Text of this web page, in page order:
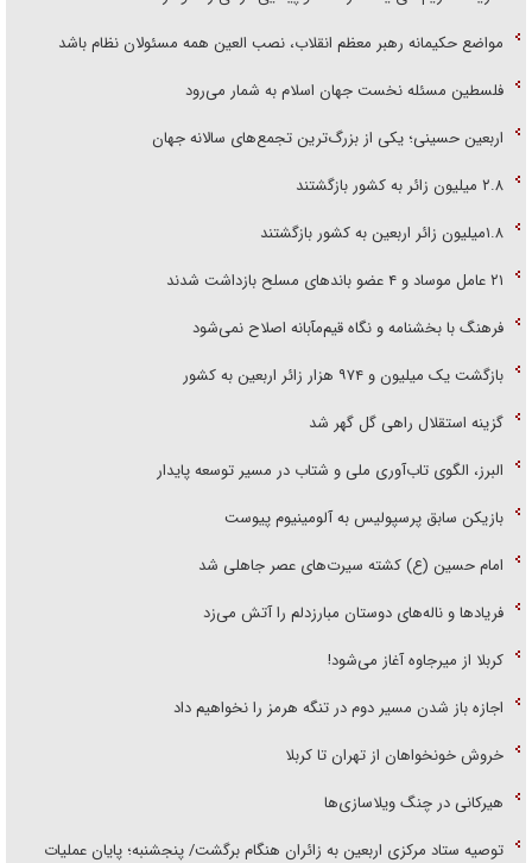
مواضع حکیمانه رهبر معظم انقلاب، نصب العین همه مسئولان نظام باشد
فلسطین مسئله نخست جهان اسلام به شمار می‌رود
اربعین حسینی؛ یکی از بزرگ‌ترین تجمع‌های سالانه جهان
۲.۸ میلیون زائر به کشور بازگشتند
۱.۸میلیون زائر اربعین به کشور بازگشتند
۲۱ عامل موساد و ۴ عضو باند‌های مسلح بازداشت شدند
فرهنگ با بخشنامه و نگاه قیم‌مآبانه اصلاح نمی‌شود
بازگشت یک میلیون و ۹۷۴ هزار زائر اربعین به کشور
گزینه استقلال راهی گل گهر شد
البرز، الگوی تاب‌آوری ملی و شتاب در مسیر توسعه پایدار
بازیکن سابق پرسپولیس به آلومینیوم پیوست
امام حسین (ع) کشته سیرت‌های عصر جاهلی شد
فریاد‌ها و ناله‌های دوستان مبارزدلم را آتش می‌زد
کربلا از میرجاوه آغاز می‌شود!
اجازه باز شدن مسیر دوم در تنگه هرمز را نخواهیم داد
خروش خونخواهان از تهران تا کربلا
هیرکانی در چنگ ویلاسازی‌ها
توصیه ستاد مرکزی اربعین به زائران هنگام برگشت/ پنجشنبه؛ پایان عملیات